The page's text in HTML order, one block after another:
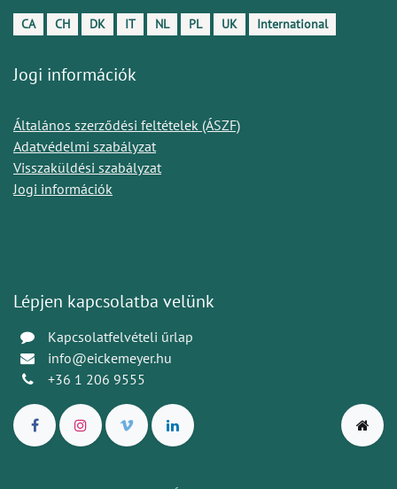
CA CH DK IT NL PL UK International
Jogi információk
Általános szerződési feltételek (ÁSZF)
Adatvédelmi szabályzat
Visszaküldési szabályzat
Jogi információk
Lépjen kapcsolatba velünk
Kapcsolatfelvételi űrlap
info@eickemeyer.hu
+36 1 206 9555